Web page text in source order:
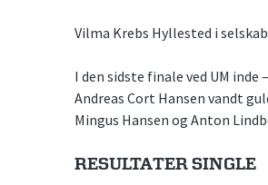
Vilma Krebs Hyllested i
I den sidste finale ved UM
Andreas Cort Hansen vandt
Mingus Hansen og Anton
RESULTATER SINGLE